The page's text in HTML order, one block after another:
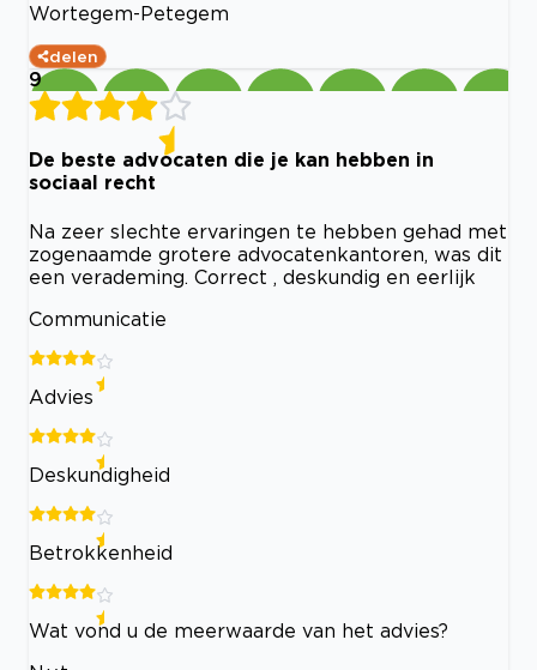
Wortegem-Petegem
delen
9
De beste advocaten die je kan hebben in
sociaal recht
Na zeer slechte ervaringen te hebben gehad met
zogenaamde grotere advocatenkantoren, was dit
een verademing. Correct , deskundig en eerlijk
Communicatie
Advies
Deskundigheid
Betrokkenheid
Wat vond u de meerwaarde van het advies?